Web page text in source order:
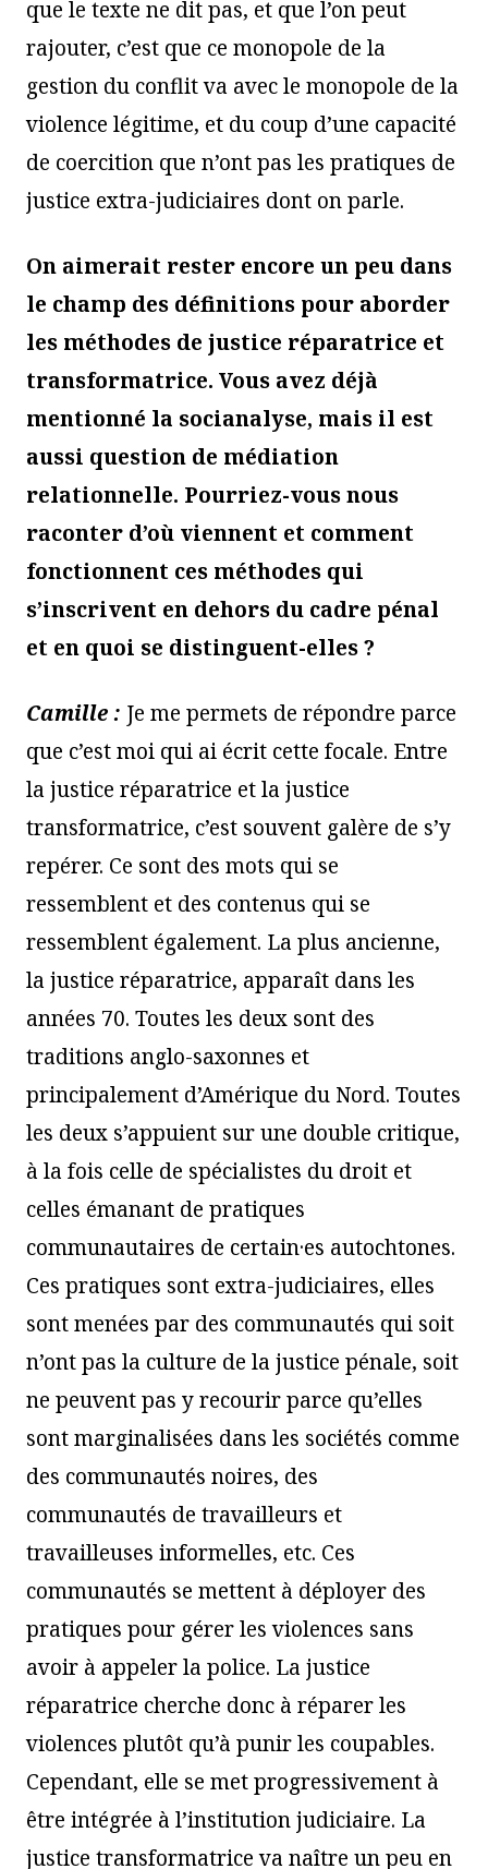
que le texte ne dit pas, et que l’on peut
rajouter, c’est que ce monopole de la
gestion du conflit va avec le monopole de la
violence légitime, et du coup d’une capacité
de coercition que n’ont pas les pratiques de
justice extra-judiciaires dont on parle.
On aimerait rester encore un peu dans
le champ des définitions pour aborder
les méthodes de justice réparatrice et
transformatrice. Vous avez déjà
mentionné la socianalyse, mais il est
aussi question de médiation
relationnelle. Pourriez-vous nous
raconter d’où viennent et comment
fonctionnent ces méthodes qui
s’inscrivent en dehors du cadre pénal
et en quoi se distinguent-elles ?
Camille : Je me permets de répondre parce
que c’est moi qui ai écrit cette focale. Entre
la justice réparatrice et la justice
transformatrice, c’est souvent galère de s’y
repérer. Ce sont des mots qui se
ressemblent et des contenus qui se
ressemblent également. La plus ancienne,
la justice réparatrice, apparaît dans les
années 70. Toutes les deux sont des
traditions anglo-saxonnes et
principalement d’Amérique du Nord. Toutes
les deux s’appuient sur une double critique,
à la fois celle de spécialistes du droit et
celles émanant de pratiques
communautaires de certain·es autochtones.
Ces pratiques sont extra-judiciaires, elles
sont menées par des communautés qui soit
n’ont pas la culture de la justice pénale, soit
ne peuvent pas y recourir parce qu’elles
sont marginalisées dans les sociétés comme
des communautés noires, des
communautés de travailleurs et
travailleuses informelles, etc. Ces
communautés se mettent à déployer des
pratiques pour gérer les violences sans
avoir à appeler la police. La justice
réparatrice cherche donc à réparer les
violences plutôt qu’à punir les coupables.
Cependant, elle se met progressivement à
être intégrée à l’institution judiciaire. La
justice transformatrice va naître un peu en